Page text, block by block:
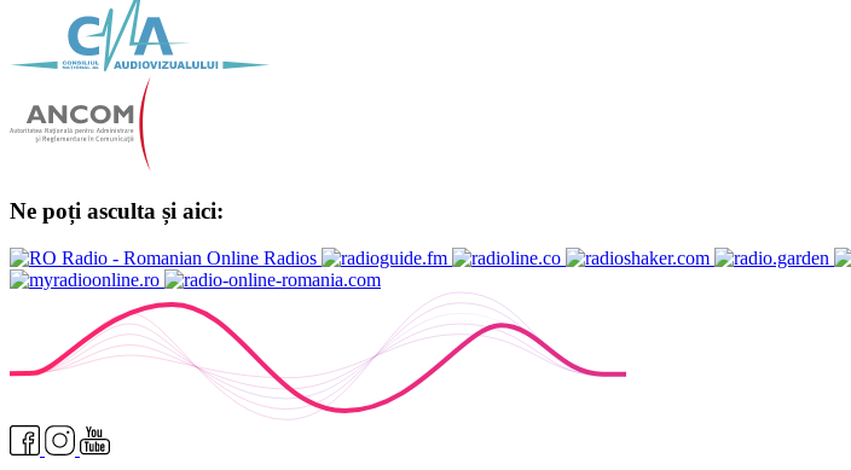
Ne poți asculta și aici: